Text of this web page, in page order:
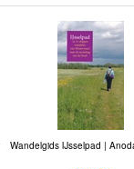
Wandelgids IJsselpad |